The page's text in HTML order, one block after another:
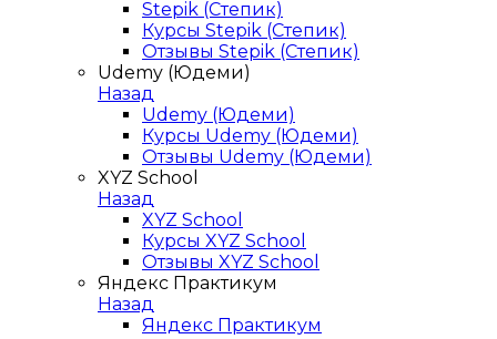
Stepik (Степик)
Курсы Stepik (Степик)
Отзывы Stepik (Степик)
Udemy (Юдеми)
Назад
Udemy (Юдеми)
Курсы Udemy (Юдеми)
Отзывы Udemy (Юдеми)
XYZ School
Назад
XYZ School
Курсы XYZ School
Отзывы XYZ School
Яндекс Практикум
Назад
Яндекс Практикум